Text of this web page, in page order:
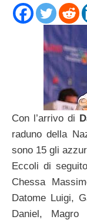
Con l’arrivo di
raduno della
sono 15 gli
Eccoli di
Chessa
Datome Luigi,
Daniel, Magro